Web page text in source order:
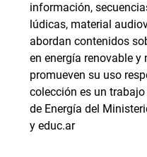
información,
lúdicas, material
abordan contenidos
en energía renovable y
promueven su uso
colección es un
de Energía del
y educ.ar